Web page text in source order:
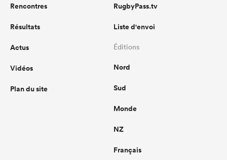
Rencontres
Résultats
Actus
Vidéos
Plan du site
RugbyPass.tv
Liste d'envoi
Éditions
Nord
Sud
Monde
NZ
Français